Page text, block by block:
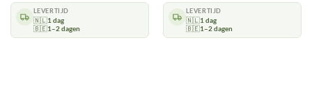
LEVERTIJD
🇳🇱1 dag
🇧🇪1–2 dagen
LEVERTIJD
🇳🇱1 dag
🇧🇪1–2 dagen